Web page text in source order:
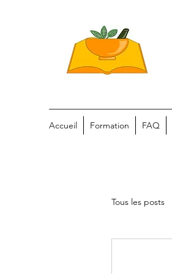
Accueil Formation FAQ
Tous les posts